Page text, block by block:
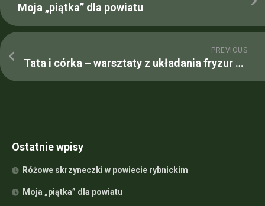
Moja „piątka” dla powiatu
PREVIOUS
Tata i córka – warsztaty z układania fryzur w Rybniku
Ostatnie wpisy
Różowe skrzyneczki w powiecie rybnickim
Moja „piątka” dla powiatu